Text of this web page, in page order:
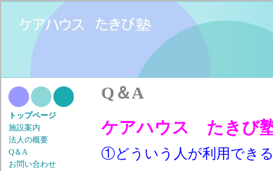
トップページ
施設案内
法人の概要
Q＆A
お問い合わせ
Q＆A
ケアハウス たき
①どういう人が利用でき